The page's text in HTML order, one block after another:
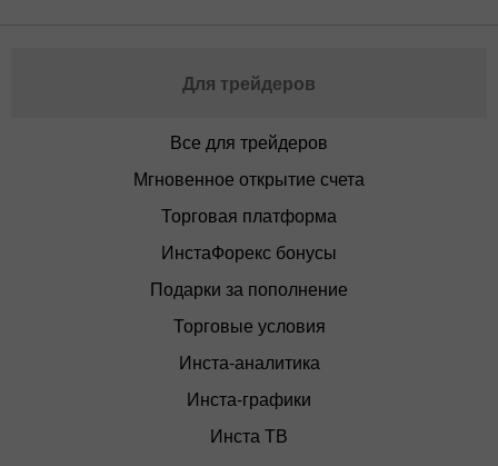
Для трейдеров
Все для трейдеров
Мгновенное открытие счета
Торговая платформа
ИнстаФорекс бонусы
Подарки за пополнение
Торговые условия
Инста-аналитика
Инста-графики
Инста ТВ